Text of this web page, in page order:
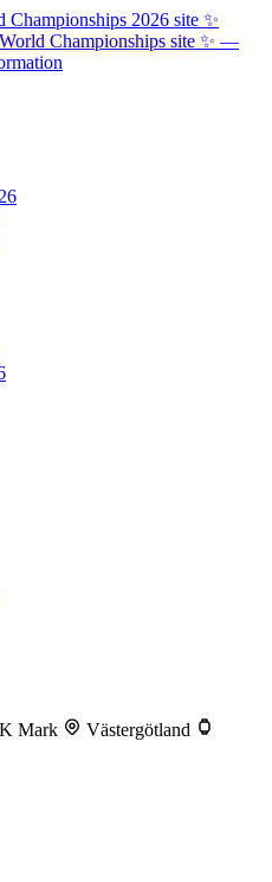
Championships 2026 site ✨
Championships site ✨—
Mark
Västergötland